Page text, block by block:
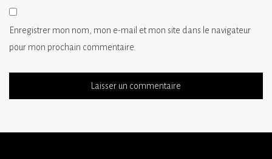
Enregistrer mon nom, mon e-mail et mon site dans le navigateur
pour mon prochain commentaire.